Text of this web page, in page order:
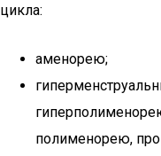
цикла:
аменорею;
полименорею,